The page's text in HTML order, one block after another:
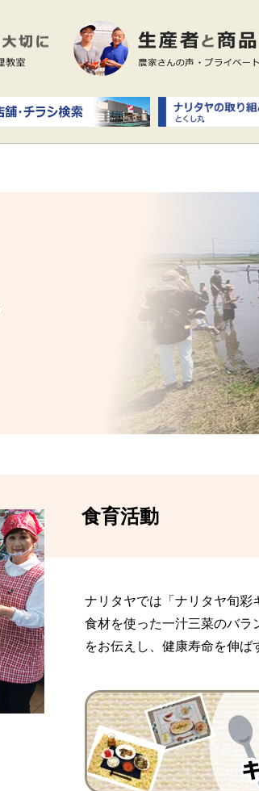
食育活動
ナリタヤでは「ナリタヤ旬彩
食材を使った一汁三菜のバラ
をお伝えし、健康寿命を伸ば